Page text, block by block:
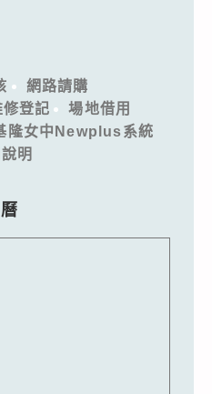
網路請購
修登記
場地借用
隆女中Newplus系統
明